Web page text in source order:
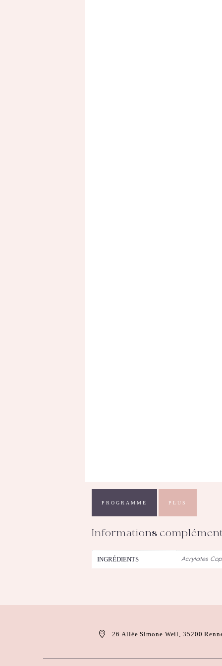
PROGRAMME PLUS
Informations
INGRÉDIENTS Acrylates
26 Allée Simone Weil, 35200